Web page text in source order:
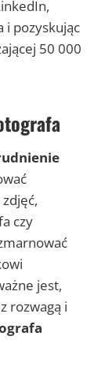
i pozyskując
50 000
czy
jest,
z rozwagą i